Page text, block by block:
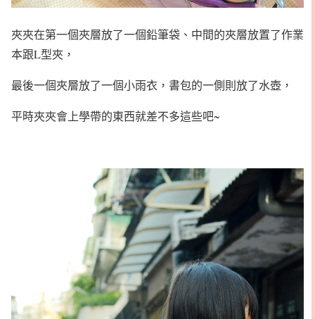
夾夾在第一個夾層放了一個鉛筆袋、中間的夾層放置了作業
本跟L型夾，
最後一個夾層放了一個小雨衣，書包的一側則放了水壺，
平時夾夾會上學帶的東西就差不多這些吧~